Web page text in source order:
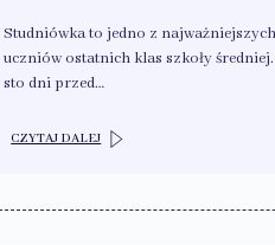
Studniówka to jedno z
uczniów ostatnich klas szkoły
sto dni przed…
CZYTAJ DALEJ